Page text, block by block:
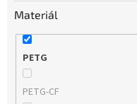
Materiál
PETG
PETG-CF